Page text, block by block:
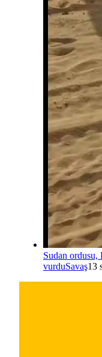
Sudan
vurduSavaş13